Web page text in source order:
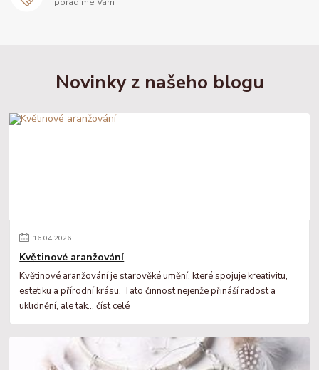
Novinky z našeho blogu
16.04.2026
Květinové aranžování
Květinové aranžování je starověké umění, které spojuje kreativitu,
estetiku a přírodní krásu. Tato činnost nejenže přináší radost a
uklidnění, ale tak...číst celé